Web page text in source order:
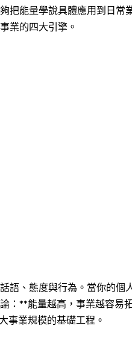
把能量學說具體應用到日常
業的四大引擎。
語、態度與行為。當你的個
：**能量越高，事業越容易
事業規模的基礎工程。